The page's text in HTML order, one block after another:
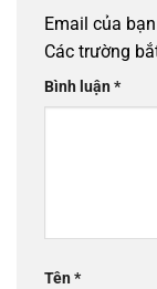
Email của
Các trường
Bình luận*
Tên*